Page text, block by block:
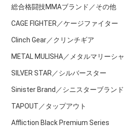
総合格闘技MMAブランド／その他
CAGE FIGHTER／ケージファイター
Clinch Gear／クリンチギア
METAL MULISHA／メタルマリーシャ
SILVER STAR／シルバースター
Sinister Brand／シニスターブランド
TAPOUT／タップアウト
Affliction Black Premium Series